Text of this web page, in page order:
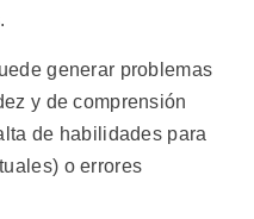
generar problemas
y de comprensión
de habilidades para
o errores